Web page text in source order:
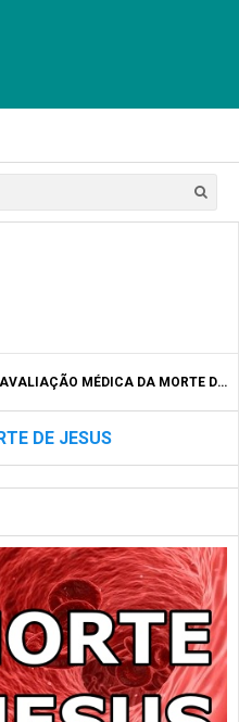
AVALIAÇÃO MÉDICA DA MORTE DE JESUS
DE JESUS